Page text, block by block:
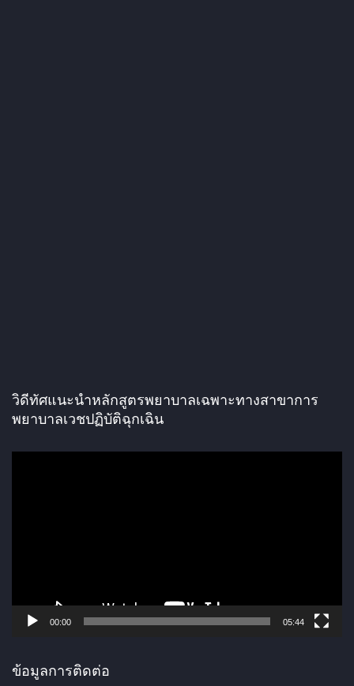
วิดีทัศแนะนำหลักสูตรพยาบาลเฉพาะทางสาขาการ
พยาบาลเวชปฏิบัติฉุกเฉิน
ดี
00:00 05:44
ข้อมูลการติดต่อ